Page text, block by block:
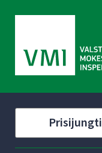
Prisijungti